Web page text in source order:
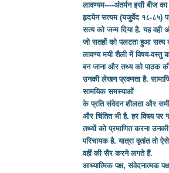
लावण्यम----अंतर्मन इसी बीज
हृदयेन सत्यम (यजुर्वेद १८-८५)
सत्य को जन्म दिया है. यह वही
जो सतहों को पलटता हुआ सत्य
लावण्य मयी शैली में विषय-वस्तु
बन जाना और तथ्य को पाठक
उनकी लेखन प्रवणता है.
सामयिक समस्याओं
के प्रति संवेदन शीलता और
और चिंतित भी है. हर विषय पर
तथ्यों को प्रमाणित करना
परिचायक है. यात्रा वृतांत तो
वहीं की सैर करने लगते हैं.
आध्यात्मिक पक्ष, संवेदनात्मक